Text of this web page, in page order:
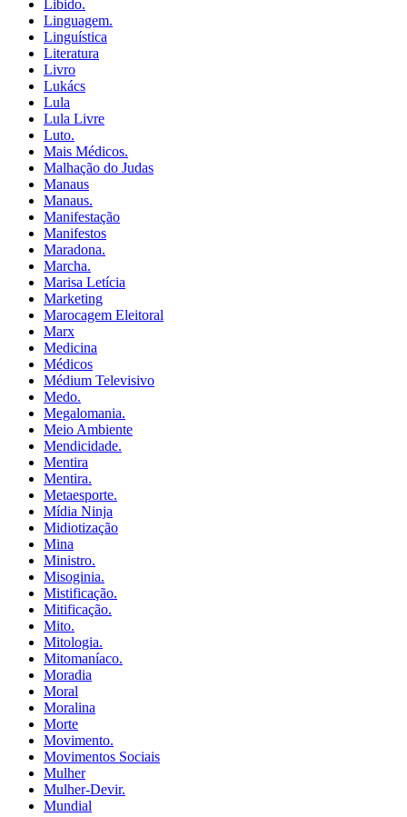
Libido.
Linguagem.
Linguística
Literatura
Livro
Lukács
Lula
Lula Livre
Luto.
Mais Médicos.
Malhação do Judas
Manaus
Manaus.
Manifestação
Manifestos
Maradona.
Marcha.
Marisa Letícia
Marketing
Marocagem Eleitoral
Marx
Medicina
Médicos
Médium Televisivo
Medo.
Megalomania.
Meio Ambiente
Mendicidade.
Mentira
Mentira.
Metaesporte.
Mídia Ninja
Midiotização
Mina
Ministro.
Misoginia.
Mistificação.
Mitificação.
Mito.
Mitologia.
Mitomaníaco.
Moradia
Moral
Moralina
Morte
Movimento.
Movimentos Sociais
Mulher
Mulher-Devir.
Mundial